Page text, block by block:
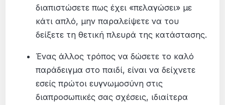
διαπιστώσετε πως έχει «πελαγώσει» με
κάτι απλό, μην παραλείψετε να του
δείξετε τη θετική πλευρά της κατάστασης.
Ένας άλλος τρόπος να δώσετε το καλό
παράδειγμα στο παιδί, είναι να δείχνετε
εσείς πρώτοι ευγνωμοσύνη στις
διαπροσωπικές σας σχέσεις, ιδιαίτερα